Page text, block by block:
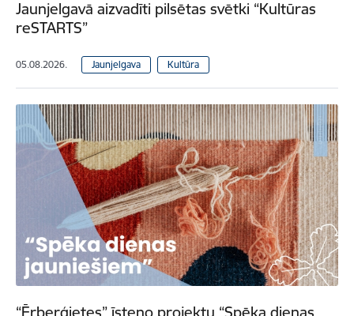
Jaunjelgavā aizvadīti pilsētas svētki “Kultūras
reSTARTS”
05.08.2026. Jaunjelgava Kultūra